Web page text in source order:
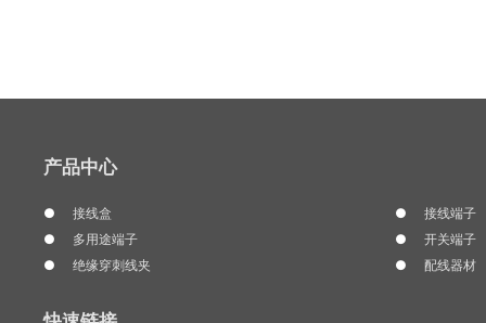
产品中心
接线盒 接线端子
多用途端子
开关端子
绝缘穿刺线夹
配线器材